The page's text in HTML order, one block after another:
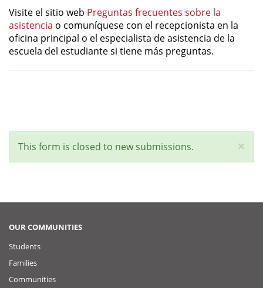
Visite el sitio web Preguntas frecuentes sobre la
asistencia o comuníquese con el recepcionista en la
oficina principal o el especialista de asistencia de la
escuela del estudiante si tiene más preguntas.
×
Status
message
This form is closed to new submissions.
OUR COMMUNITIES
Students
Families
Communities